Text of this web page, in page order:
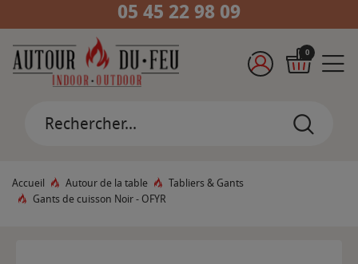
05 45 22 98 09
0
Accueil Autour de la table
Tabliers & Gants
Gants de cuisson Noir - OFYR